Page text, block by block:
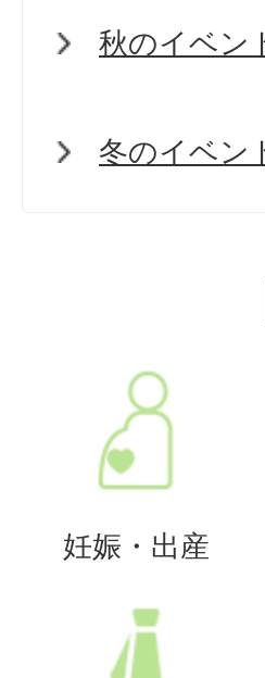
秋のイベン
冬のイベン
妊娠・出産